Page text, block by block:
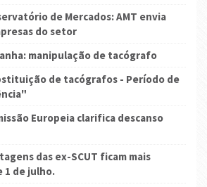
de Mercados: AMT envia
do setor
manipulação de tacógrafo
de tacógrafos - Período de
Europeia clarifica descanso
das ex-SCUT ficam mais
1 de julho.